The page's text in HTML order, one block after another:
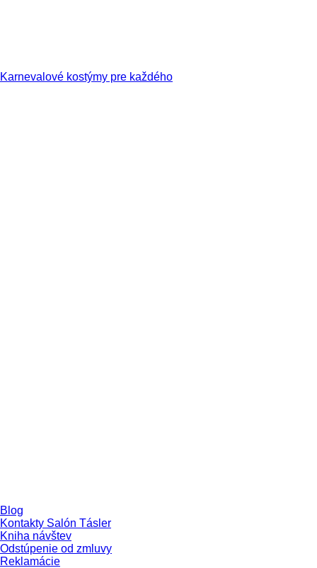
Karnevalové kostýmy pre každého
Blog
Kontakty Salón Tásler
Kniha návštev
Odstúpenie od zmluvy
Reklamácie